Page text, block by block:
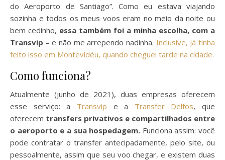
do Aeroporto de Santiago”. Como eu estava viajando
sozinha e todos os meus voos eram no meio da noite ou
bem cedinho, essa também foi a minha escolha, com a
Transvip – e não me arrependo nadinha. Inclusive, já tinha
feito isso em Montevidéu, quando cheguei tarde na cidade.
Como funciona?
Atualmente (junho de 2021), duas empresas oferecem
esse serviço: a Transvip e a Transfer Delfos, que
oferecem transfers privativos e compartilhados entre
o aeroporto e a sua hospedagem. Funciona assim: você
pode contratar o transfer antecipadamente, pelo site, ou
pessoalmente, assim que seu voo chegar, e existem duas